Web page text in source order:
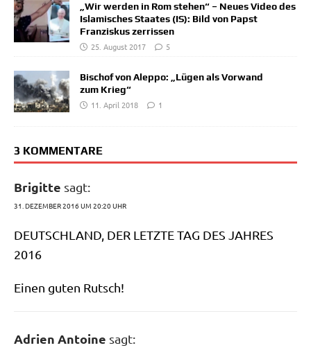
„Wir werden in Rom stehen“ – Neues Video des
Islamisches Staates (IS): Bild von Papst
Franziskus zerrissen
25. August 2017
5
Bischof von Aleppo: „Lügen als Vorwand
zum Krieg“
11. April 2018
1
3 KOMMENTARE
Brigitte sagt:
31. DEZEMBER 2016 UM 20:20 UHR
DEUTSCHLAND, DER LETZTE TAG DES JAHRES
2016
Einen guten Rutsch!
Adrien Antoine sagt: